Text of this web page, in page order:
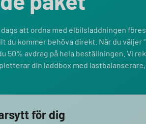
att ordna med elbilsladdningen
du kommer behöva direkt. När du väljer
50% avdrag på hela beställningen. Vi
din laddbox med
för dig